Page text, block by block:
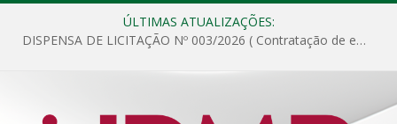
ÚLTIMAS ATUALIZAÇÕES:
DISPENSA DE LICITAÇÃO Nº 003/2026 ( Contratação de empresa para fornecimento de gêneros alimentícios não perecíveis, materiais de expediente, descartáveis, copa e cozinha, para análise e posterior publicação.)